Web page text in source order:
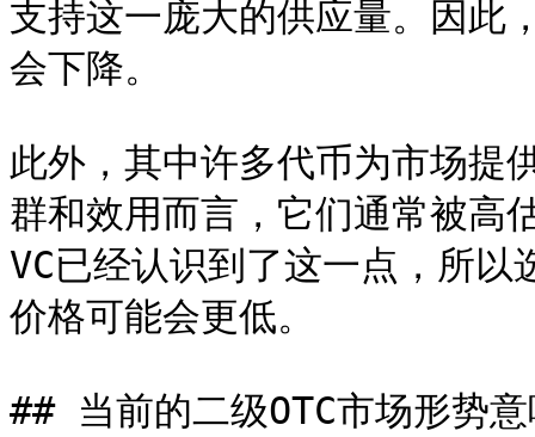
支持这一庞大的供应量。因此
会下降。
此外，其中许多代币为市场提
群和效用而言，它们通常被高
VC已经认识到了这一点，所
价格可能会更低。
## 当前的二级OTC市场形势